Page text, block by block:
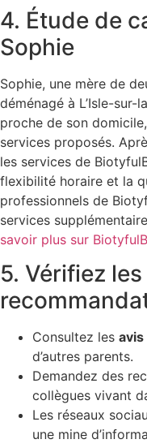
4. Étude de
Sophie
Sophie, une mère de
déménagé à L’Isle-
proche de son
services proposés.
les services de
flexibilité horaire et la
professionnels de
services
savoir plus sur
5. Vérifiez
Consultez les avis
d’autres parents.
Demandez des
collègues vivant
Les réseaux
une mine